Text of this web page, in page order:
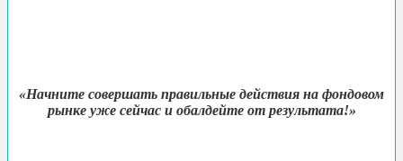
«Начните совершать правильные действия на фондовом
рынке уже сейчас и обалдейте от результата!»